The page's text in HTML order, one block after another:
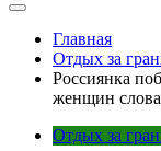
Главная
Отдых за
Россиянка
женщин
Отдых за